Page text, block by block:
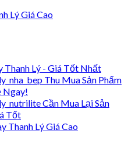
Lý Giá Cao
₫.
Thanh Lý - Giá Tốt Nhất
Thu Mua Sản Phẩm
Ngay!
Cần Mua Lại Sản
Tốt
Thanh Lý Giá Cao